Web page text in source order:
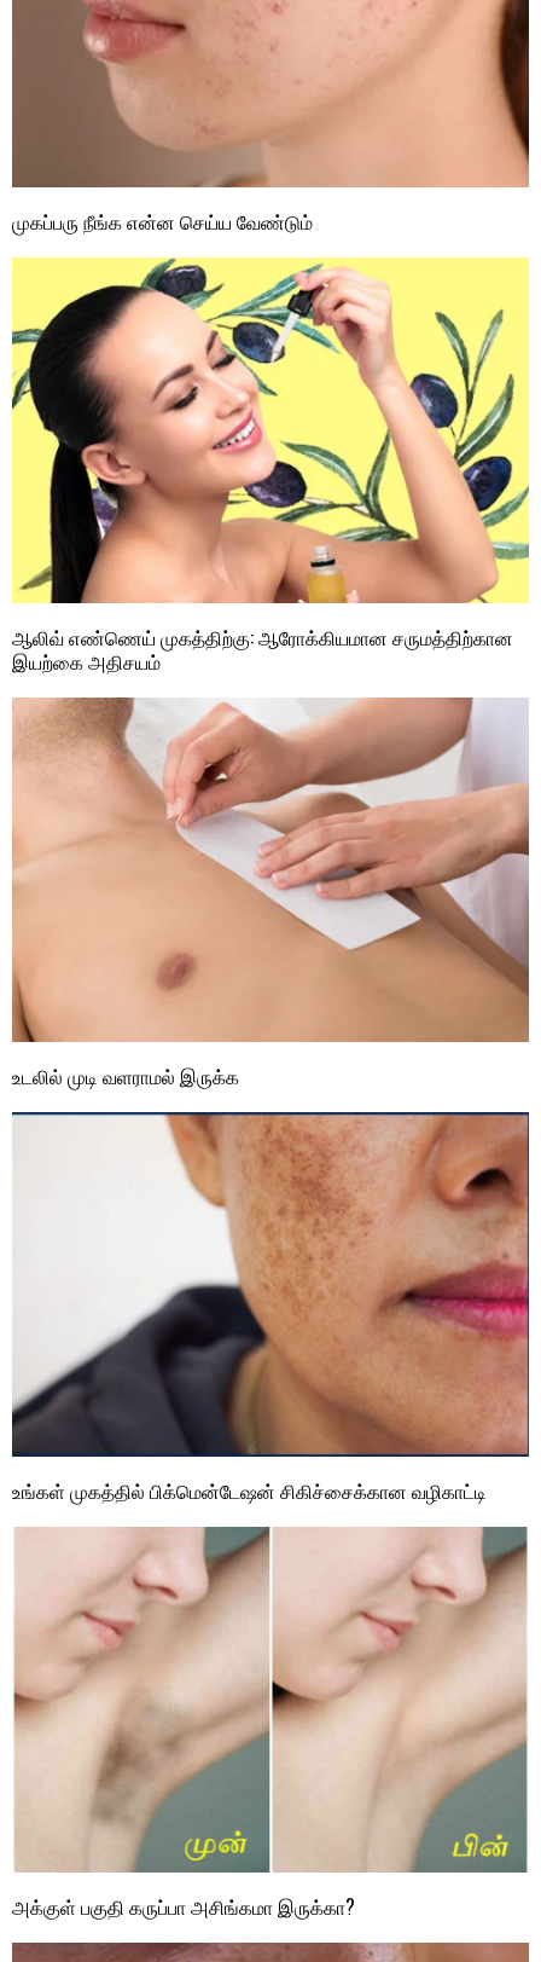
முகப்பரு நீங்க என்ன செய்ய வேண்டும்
ஆலிவ் எண்ணெய் முகத்திற்கு: ஆரோக்கியமான சருமத்திற்கான
இயற்கை அதிசயம்
உடலில் முடி வளராமல் இருக்க
உங்கள் முகத்தில் பிக்மென்டேஷன் சிகிச்சைக்கான வழிகாட்டி
அக்குள் பகுதி கருப்பா அசிங்கமா இருக்கா?